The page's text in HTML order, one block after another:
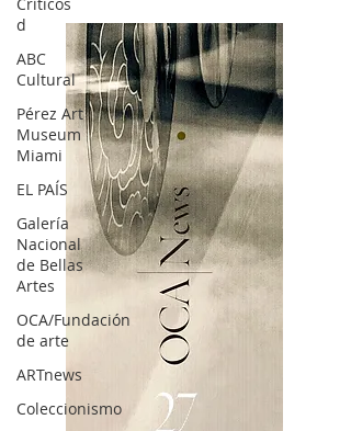
d
ABC
Cultural
Pérez Art
Museum
Miami
EL PAÍS
Galería
Nacional
de Bellas
Artes
OCA/Fundación
de arte
ARTnews
Coleccionismo